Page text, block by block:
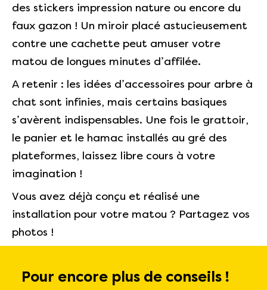
des stickers impression nature ou encore du
faux gazon ! Un miroir placé astucieusement
contre une cachette peut amuser votre
matou de longues minutes d’affilée.
A retenir : les idées d’accessoires pour arbre à
chat sont infinies, mais certains basiques
s’avèrent indispensables. Une fois le grattoir,
le panier et le hamac installés au gré des
plateformes, laissez libre cours à votre
imagination !
Vous avez déjà conçu et réalisé une
installation pour votre matou ? Partagez vos
photos !
Pour encore plus de conseils !